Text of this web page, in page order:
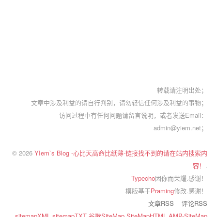
转载请注明出处；
文章中涉及利益的请自行判别，请勿轻信任何涉及利益的事物；
访问过程中有任何问题请留言说明，或者发送Email：
admin@yiem.net；
© 2026 YIem`s Blog -心比天高命比纸薄-链接找不到的请在站内搜索内
容！ .
Typecho因你而荣耀.感谢！
模版基于Praming修改.感谢！
文章RSS
评论RSS